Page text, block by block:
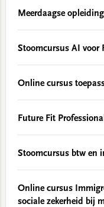
Meerdaagse
Stoomcursus AI voor
Online cursus
Future Fit
Stoomcursus btw en
Online cursus
sociale zekerheid bij